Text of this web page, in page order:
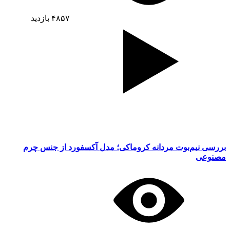
۴۸۵۷ بازدید
بررسی نیم‌بوت مردانه کروماکی؛ مدل آکسفورد از جنس چرم
مصنوعی